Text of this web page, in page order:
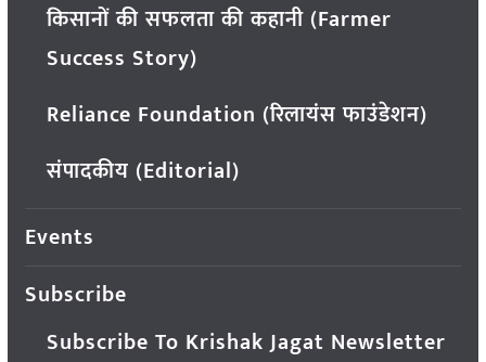
किसानों की सफलता की कहानी (Farmer
Success Story)
Reliance Foundation (रिलायंस फाउंडेशन)
संपादकीय (Editorial)
Events
Subscribe
Subscribe To Krishak Jagat Newsletter